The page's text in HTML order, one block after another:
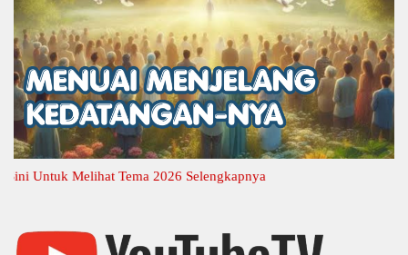
Melihat Tema 2026 Selengkapnya